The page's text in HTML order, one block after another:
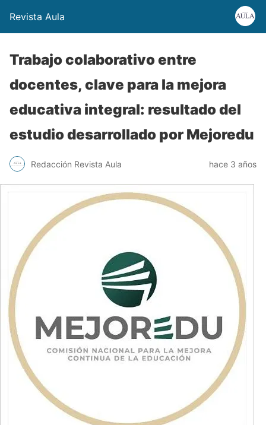
Revista Aula
Trabajo colaborativo entre
docentes, clave para la mejora
educativa integral: resultado del
estudio desarrollado por Mejoredu
Redacción Revista Aula hace 3 años